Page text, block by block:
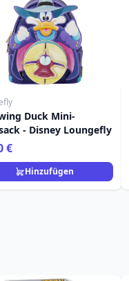
Duck Mini-
- Disney Loungefly
€
Hinzufügen